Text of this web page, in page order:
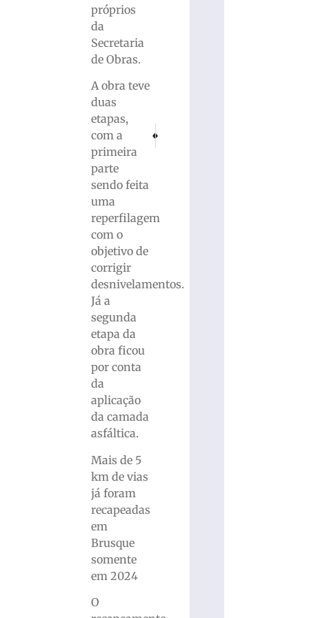
próprios
da
Secretaria
de Obras.
A obra teve
duas
etapas,
com a
primeira
parte
sendo feita
uma
reperfilagem
com o
objetivo de
corrigir
desnivelamentos.
Já a
segunda
etapa da
obra ficou
por conta
da
aplicação
da camada
asfáltica.
Mais de 5
km de vias
já foram
recapeadas
em
Brusque
somente
em 2024
O